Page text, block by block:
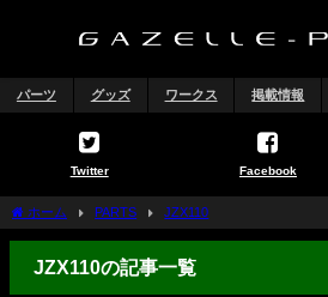
パーツ グッズ ワークス 掲載情報
Twitter Facebook
ホーム PARTS JZX110
JZX110の記事一覧